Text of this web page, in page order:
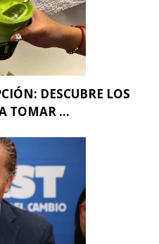
DESCUBRE LOS
TOMAR ...